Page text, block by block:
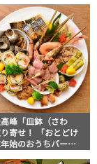
峰「皿鉢（さわ
寄せ！ 「おとどけ
始のおうちパーテ